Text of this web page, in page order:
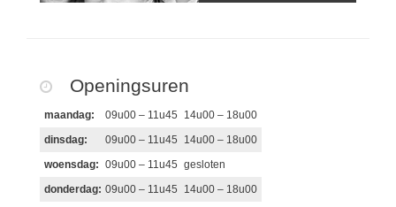
Openingsuren
maandag: 09u00 – 11u45
14u00 – 18u00
dinsdag:
09u00 – 11u45
14u00 – 18u00
woensdag: 09u00 – 11u45 gesloten
donderdag: 09u00 – 11u45
14u00 – 18u00